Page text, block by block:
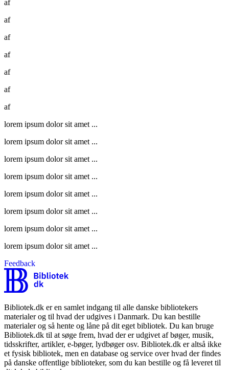
af
af
af
af
af
af
af
lorem ipsum dolor sit amet ...
lorem ipsum dolor sit amet ...
lorem ipsum dolor sit amet ...
lorem ipsum dolor sit amet ...
lorem ipsum dolor sit amet ...
lorem ipsum dolor sit amet ...
lorem ipsum dolor sit amet ...
lorem ipsum dolor sit amet ...
Feedback
Bibliotek.dk er en samlet indgang til alle danske bibliotekers
materialer og til hvad der udgives i Danmark. Du kan bestille
materialer og så hente og låne på dit eget bibliotek. Du kan bruge
Bibliotek.dk til at søge frem, hvad der er udgivet af bøger, musik,
tidsskrifter, artikler, e-bøger, lydbøger osv. Bibliotek.dk er altså ikke
et fysisk bibliotek, men en database og service over hvad der findes
på danske offentlige biblioteker, som du kan bestille og få leveret til